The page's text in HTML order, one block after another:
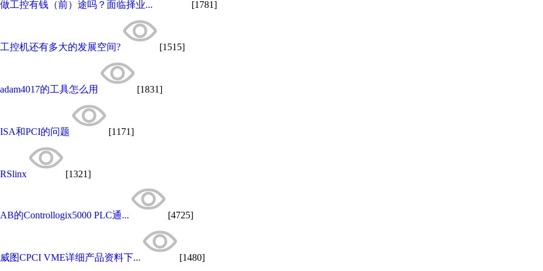
做工控有钱（前）途吗？面临择业... [1781]
工控机还有多大的发展空间? [1515]
adam4017的工具怎么用 [1831]
ISA和PCI的问题 [1171]
RSlinx [1321]
AB的Controllogix5000 PLC通... [4725]
威图CPCI VME详细产品资料下... [1480]